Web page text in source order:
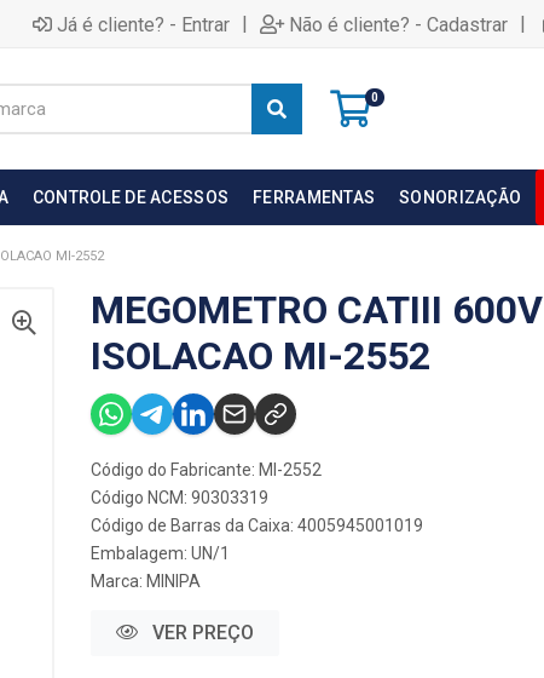
Já é cliente? - Entrar | Não é cliente? - Cadastrar |
0
CONTROLE DE ACESSOS FERRAMENTAS SONORIZAÇÃO
MI-2552
MEGOMETRO CATIII 600V
ISOLACAO MI-2552
Código do Fabricante: MI-2552
Código NCM: 90303319
Código de Barras da Caixa: 4005945001019
Embalagem: UN/1
Marca: MINIPA
VER PREÇO